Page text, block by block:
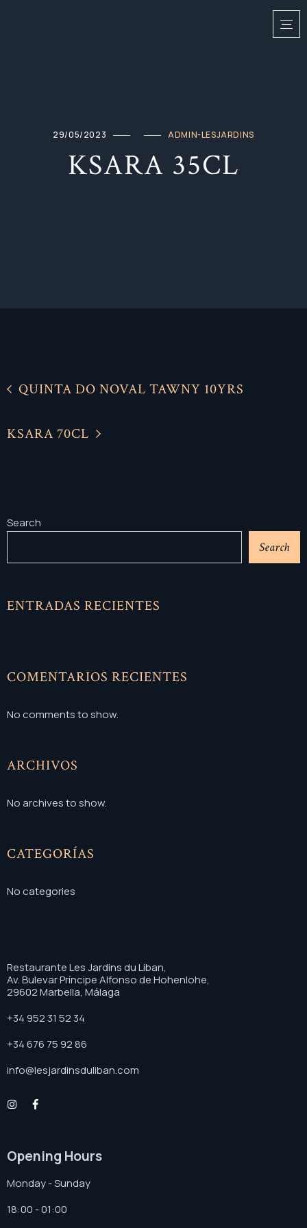
29/05/2023 ADMIN-LESJARDINS
KSARA 35CL
QUINTA DO NOVAL TAWNY 10YRS
KSARA 70CL
Search
Search
ENTRADAS RECIENTES
COMENTARIOS RECIENTES
No comments to show.
ARCHIVOS
No archives to show.
CATEGORÍAS
No categories
Restaurante Les Jardins du Liban,
Av. Bulevar Príncipe Alfonso de Hohenlohe,
29602 Marbella, Málaga
+34 952 31 52 34
+34 676 75 92 86
info@lesjardinsduliban.com
Opening Hours
Monday - Sunday
18:00 - 01:00